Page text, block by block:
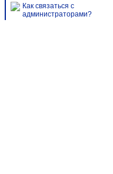
Как связаться с
администраторами?